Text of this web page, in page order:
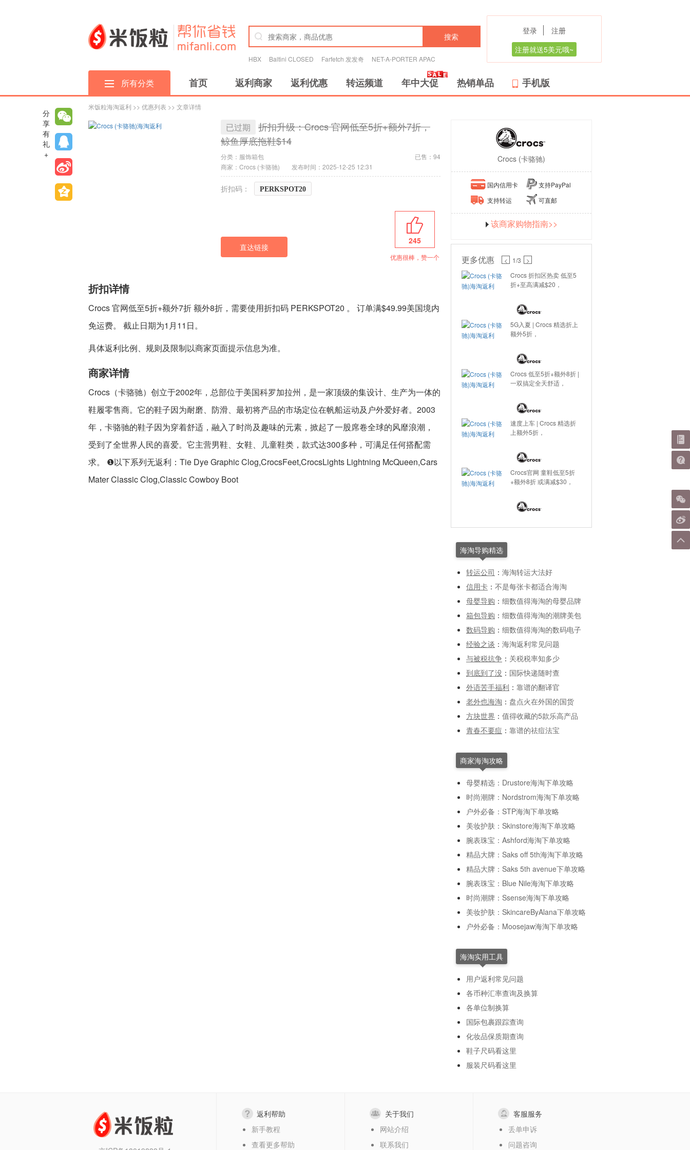
搜索
HBX Baltini CLOSED Farfetch 发发奇 NET-A-PORTER APAC
登录
注册
注册就送5美元哦~
所有分类 首页 返利商家 返利优惠 转运频道 年中大促 热销单品 手机版
米饭粒海淘返利 >> 优惠列表 >> 文章详情
已过期
折扣升级：Crocs 官网低至5折+额外7折，
鲸鱼厚底拖鞋$14
分类： 服饰箱包
已售：94
商家：Crocs (卡骆驰)
发布时间：2025-12-25 12:31
折扣码： PERKSPOT20
直达链接
245
优惠很棒，赞一个
折扣详情
Crocs 官网低至5折+额外7折 额外8折，需要使用折扣码 PERKSPOT20 。 订单满$49.99美国境内
免运费。 截止日期为1月11日。
具体返利比例、规则及限制以商家页面提示信息为准。
商家详情
Crocs（卡骆驰）创立于2002年，总部位于美国科罗加拉州，是一家顶级的集设计、生产为一体的
鞋履零售商。它的鞋子因为耐磨、防滑、最初将产品的市场定位在帆船运动及户外爱好者。2003
年，卡骆驰的鞋子因为穿着舒适，融入了时尚及趣味的元素，掀起了一股席卷全球的风靡浪潮，
受到了全世界人民的喜爱。它主营男鞋、女鞋、儿童鞋类，款式达300多种，可满足任何搭配需
求。 ❶以下系列无返利：Tie Dye Graphic Clog,CrocsFeet,CrocsLights Lightning McQueen,Cars
Mater Classic Clog,Classic Cowboy Boot
Crocs (卡骆驰)
国内信用卡
支持PayPal
支持转运
可直邮
该商家购物指南>>
更多优惠 < 1/3
>
Crocs 折扣区热卖 低至5
折+至高满减$20，
5G入夏 | Crocs 精选折上
额外5折，
Crocs 低至5折+额外8折 |
一双搞定全天舒适，
速度上车 | Crocs 精选折
上额外5折，
Crocs官网 童鞋低至5折
+额外8折 或满减$30，
海淘导购精选
转运公司 ： 海淘转运大法好
信用卡 ： 不是每张卡都适合海淘
母婴导购 ： 细数值得海淘的母婴品牌
箱包导购 ： 细数值得海淘的潮牌美包
数码导购 ： 细数值得海淘的数码电子
经验之谈 ： 海淘返利常见问题
与被税抗争 ： 关税税率知多少
到底到了没 ： 国际快递随时查
外语苦手福利 ： 靠谱的翻译官
老外也海淘 ： 盘点火在外国的国货
方块世界 ： 值得收藏的5款乐高产品
青春不要痘 ： 靠谱的祛痘法宝
商家海淘攻略
母婴精选：Drustore海淘下单攻略
时尚潮牌：Nordstrom海淘下单攻略
户外必备：STP海淘下单攻略
美妆护肤：Skinstore海淘下单攻略
腕表珠宝：Ashford海淘下单攻略
精品大牌：Saks off 5th海淘下单攻略
精品大牌：Saks 5th avenue下单攻略
腕表珠宝：Blue Nile海淘下单攻略
时尚潮牌：Ssense海淘下单攻略
美妆护肤：SkincareByAlana下单攻略
户外必备：Moosejaw海淘下单攻略
海淘实用工具
用户返利常见问题
各币种汇率查询及换算
各单位制换算
国际包裹跟踪查询
化妆品保质期查询
鞋子尺码看这里
服装尺码看这里
分
享
有
礼
+
返利帮助
新手教程
查看更多帮助
关于我们
网站介绍
联系我们
客服服务
丢单申诉
问题咨询